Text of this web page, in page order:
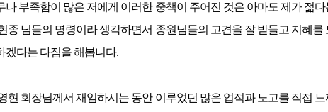
나 부족함이 많은 저에게 이러한 중책이 주어진 것은 아마도 제가 젊
종 님들의 명령이라 생각하면서 종원님들의 고견을 잘 받들고 지혜를
겠다는 다짐을 해봅니다.
현 회장님께서 재임하시는 동안 이루었던 많은 업적과 노고를 직접